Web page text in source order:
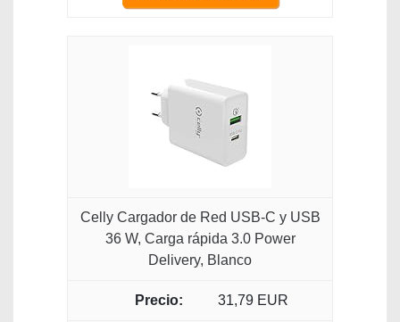
Celly Cargador de Red USB-C y USB
36 W, Carga rápida 3.0 Power
Delivery, Blanco
31,79 EUR